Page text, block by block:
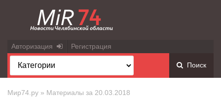
Авторизация Регистрация
Поиск
Мир74.ру » Материалы за 20.03.2018